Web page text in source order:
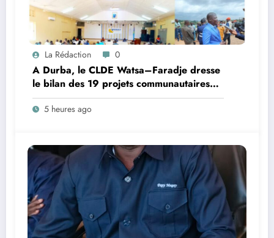
La Rédaction 0
A Durba, le CLDE Watsa–Faradje dresse
le bilan des 19 projets communautaires
de cahier de charge signé avec KGM S.A
et prépare le deuxième quinquennat
5 heures ago